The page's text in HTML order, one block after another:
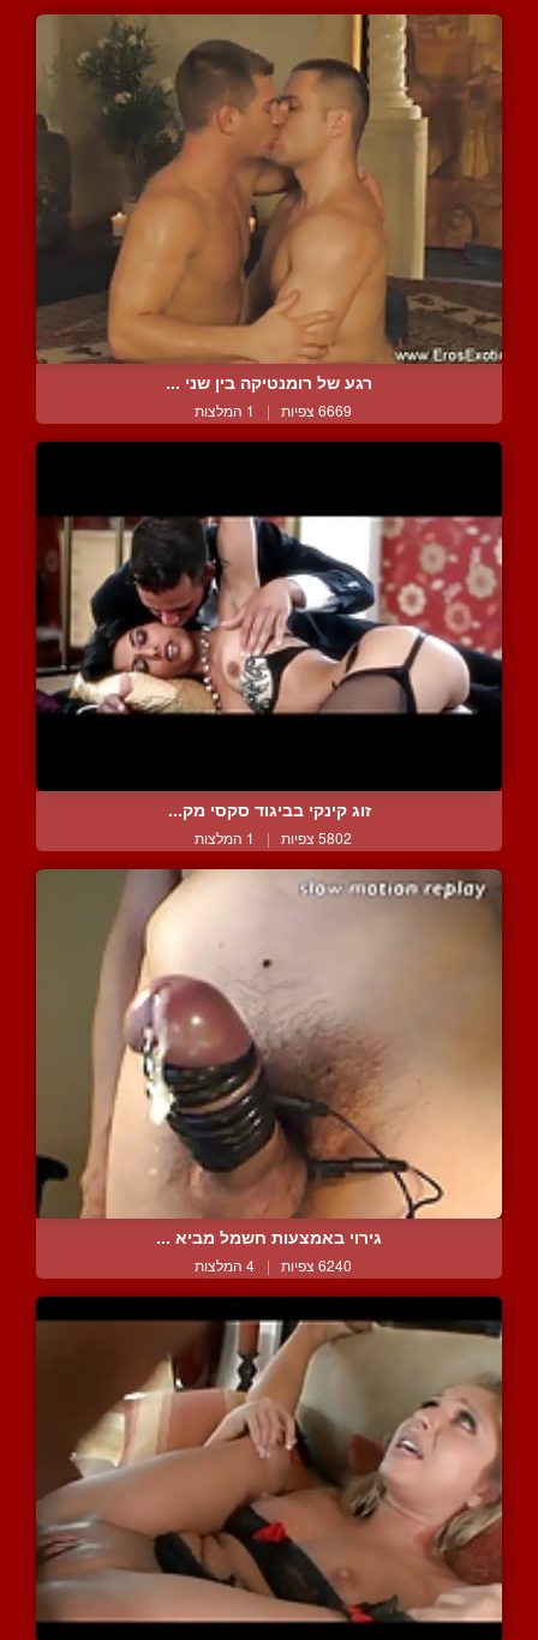
רגע של רומנטיקה בין שני ...
6669 צפיות | 1 המלצות
זוג קינקי בביגוד סקסי מק...
5802 צפיות | 1 המלצות
גירוי באמצעות חשמל מביא ...
6240 צפיות | 4 המלצות